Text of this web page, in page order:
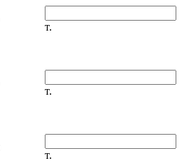
т.
т.
т.